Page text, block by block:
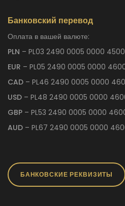
Банковский перевод
Оплата в вашей валюте:
PLN – PL03 2490 0005 0000
EUR – PL05 2490 0005 0000
CAD – PL46 2490 0005 0000
USD – PL48 2490 0005 0000 4600
GBP – PL53 2490 0005 0000 4600
AUD – PL67 2490 0005 0000
БАНКОВСКИЕ РЕКВИЗИТЫ